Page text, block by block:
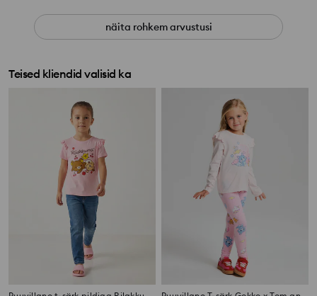
näita rohkem arvustusi
Teised kliendid valisid ka